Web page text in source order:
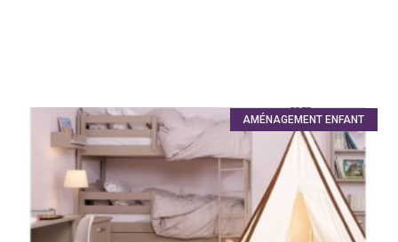
AMÉNAGEMENT ENFANT